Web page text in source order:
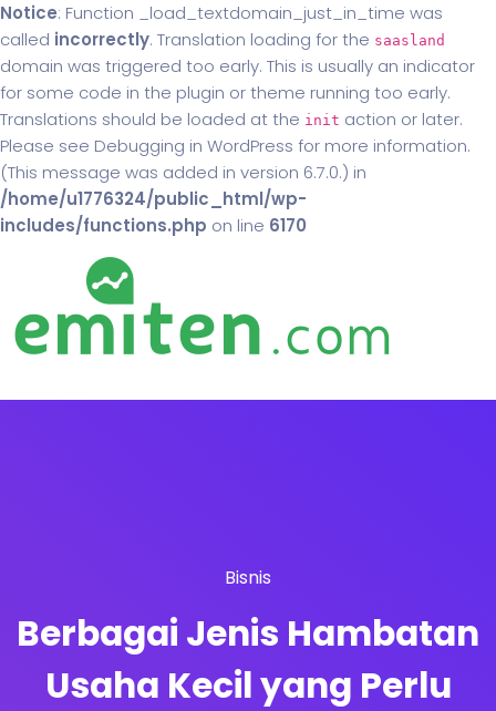
Notice: Function _load_textdomain_just_in_time was
called incorrectly. Translation loading for the saasland
domain was triggered too early. This is usually an indicator
for some code in the plugin or theme running too early.
Translations should be loaded at the init action or later.
Please see Debugging in WordPress for more information.
(This message was added in version 6.7.0.) in
/home/u1776324/public_html/wp-
includes/functions.php on line 6170
Bisnis
Berbagai Jenis Hambatan
Usaha Kecil yang Perlu